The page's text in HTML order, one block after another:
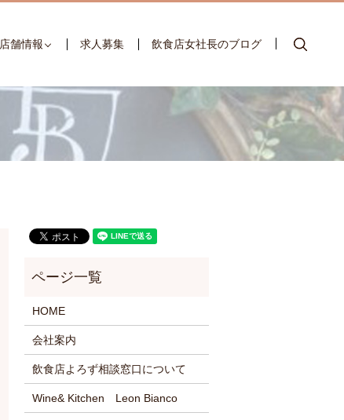
店舗情報 求人募集 飲食店女社長のブログ
HOME
会社案内
飲食店よろず相談窓口について
Wine& Kitchen Leon Bianco